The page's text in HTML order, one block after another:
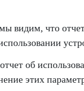
видим, что
об
этих